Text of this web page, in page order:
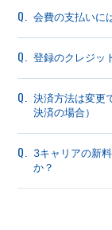
Q. 会費の支払いに
Q. 登録のクレジッ
Q.
決済方法は変更
決済の場合）
Q.
3キャリアの新
か？